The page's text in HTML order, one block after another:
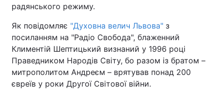
Україна
Економіка
Спорт Наука
Техно і зв'язок Лайт
радянського режиму.
Як повідомляє "Духовна велич Львова" з
посиланням на "Радіо Свобода", блаженний
Климентій Шептицький визнаний у 1996 році
Праведником Народів Світу, бо разом із братом –
митрополитом Андреєм – врятував понад 200
євреїв у роки Другої Світової війни.